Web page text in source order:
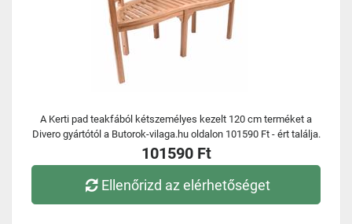
A Kerti pad teakfából kétszemélyes kezelt 120 cm terméket a
Divero gyártótól a Butorok-vilaga.hu oldalon 101590 Ft - ért találja.
101590 Ft
Ellenőrizd az elérhetőséget